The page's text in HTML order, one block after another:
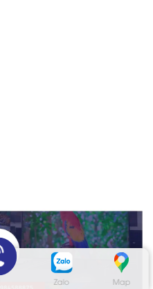
Zalo Map